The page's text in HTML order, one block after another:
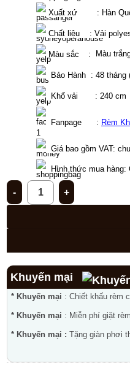
Xuất xứ        : Hàn
Chất liệu    : Vải
Màu sắc : Màu
Bảo Hành  : 48
Khổ vải       : 240 cm
Fanpage      : Rèm
Giá bao gồm VAT:
Hình thức mua hàng:
Rèm ngang cầu vồng chắn
Khuyến mại
* Khuyến mại : Chiết khấu rèm
* Khuyến mại : Miễn phí giặt
* Khuyến mại : Tặng giàn phơi